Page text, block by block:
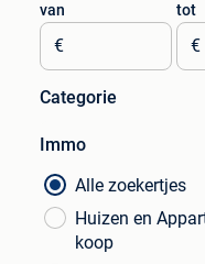
van
€
tot
€
Categorie
Immo
Alle zoekertjes
Huizen en
koop